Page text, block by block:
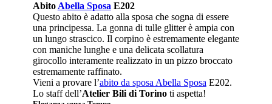
Abito Abella Sposa E202
Questo abito è adatto alla sposa che sogna di essere
una principessa. La gonna di tulle glitter è ampia con
un lungo strascico. Il corpino è estremamente elegante
con maniche lunghe e una delicata scollatura
girocollo interamente realizzato in un pizzo broccato
estremamente raffinato.
Vieni a provare l’abito da sposa Abella Sposa E202.
Lo staff dell’Atelier Bili di Torinoti aspetta!